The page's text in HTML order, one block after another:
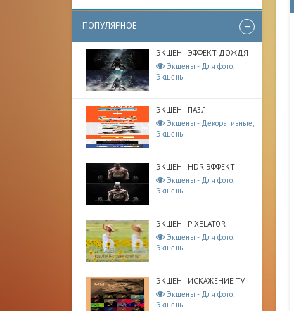
ПОПУЛЯРНОЕ
ЭКШЕН - ЭФФЕКТ ДОЖДЯ
Экшены - Для фото,
Экшены
ЭКШЕН - ПАЗЛ
Экшены - Декоративные,
Экшены
ЭКШЕН - HDR ЭФФЕКТ
Экшены - Для фото,
Экшены
ЭКШЕН - PIXELATOR
Экшены - Для фото,
Экшены
ЭКШЕН - ИСКАЖЕНИЕ TV
Экшены - Для фото,
Экшены